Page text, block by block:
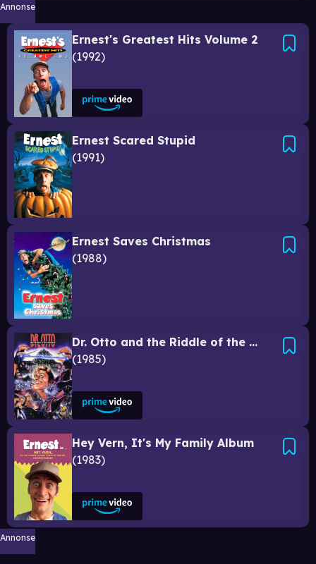
Annonse
Ernest's Greatest Hits Volume 2
1992
Ernest Scared Stupid
1991
Ernest Saves Christmas
1988
Dr. Otto and the Riddle of the Gloom Beam
1985
Hey Vern, It's My Family Album
1983
Annonse